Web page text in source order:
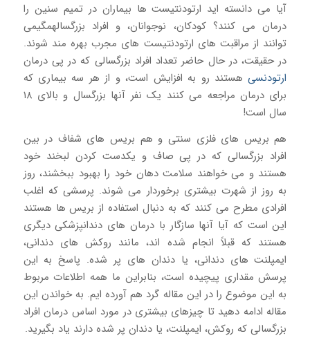
آیا می دانسته اید ارتودنتیست ها بیماران در تمیم سنین را
درمان می کنند؟ کودکان، نوجوانان، و افراد بزرگسالهمگیمی
توانند از مراقبت های ارتودنتیست های مجرب بهره مند شوند.
در حقیقت، در حال حاضر تعداد افراد بزرگسالی که در پی درمان
ارتودنسیهستند رو به افزایش است، و از هر سه بیماری که
برای درمان مراجعه می کنند یک نفر آنها بزرگسال و بالای ۱۸
سال است!
هم بریس های فلزی سنتی و هم بریس های شفاف در بین
افراد بزرگسالی که در پی صاف و یکدست کردن لبخند خود
هستند و می خواهند سلامت دهان خود را بهبود ببخشند، روز
به روز از شهرت بیشتری برخوردار می شوند. پرسشی که اغلب
افرادی مطرح می کنند که به دنبال استفاده از بریس ها هستند
این است که آیا آنها سازگار با درمان های دندانپزشکی دیگری
هستند که قبلاً انجام شده اند، مانند روکش های دندانی،
ایمپلنت های دندانی، یا دندان های پر شده. پاسخ به این
پرسش مقداری پیچیده است، بنابراین ما همه اطلاعات مربوط
به این موضوع را در این مقاله گرد هم آورده ایم. به خواندن این
مقاله ادامه دهید تا چیزهای بیشتری در مورد اساس درمان افراد
بزرگسالی که روکش، ایمپلنت، یا دندان پر شده دارند یاد بگیرید.